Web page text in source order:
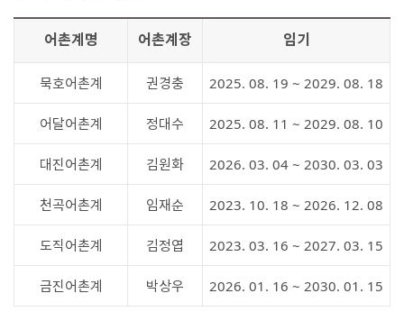
어촌계명 어촌계장 임기
묵호어촌계 권경충 2025. 08. 19 ~ 2029. 08. 18
어달어촌계 정대수 2025. 08. 11 ~ 2029. 08. 10
대진어촌계 김원화 2026. 03. 04 ~ 2030. 03. 03
천곡어촌계 임재순 2023. 10. 18 ~ 2026. 12. 08
도직어촌계 김정엽 2023. 03. 16 ~ 2027. 03. 15
금진어촌계 박상우 2026. 01. 16 ~ 2030. 01. 15